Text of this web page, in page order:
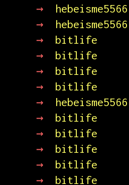
→
hebeisme5566
→
hebeisme5566
→
bitlife
→
bitlife
→
bitlife
→
bitlife
→
hebeisme5566
→
bitlife
→
bitlife
→
bitlife
→
bitlife
→
bitlife